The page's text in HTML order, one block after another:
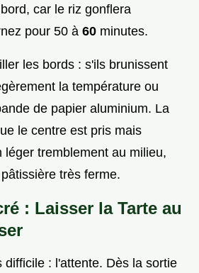
car le riz gonflera
pour 50 à 60 minutes.
les bords : s'ils brunissent
la température ou
de papier aluminium. La
le centre est pris mais
léger tremblement au milieu,
très ferme.
: Laisser la Tarte au
difficile : l'attente. Dès la sortie